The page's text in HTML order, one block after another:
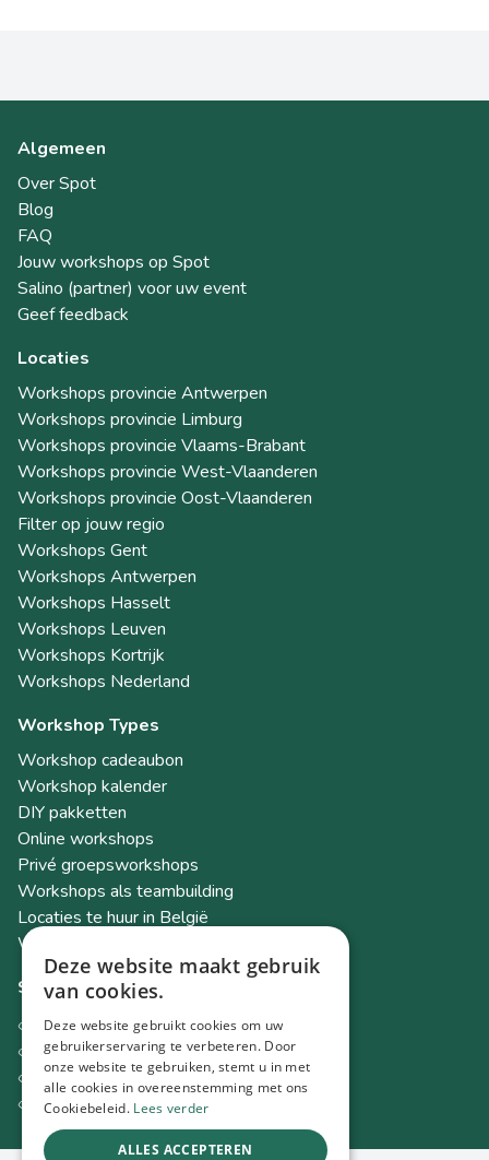
Algemeen
Over Spot
Blog
FAQ
Jouw workshops op Spot
Salino (partner) voor uw event
Geef feedback
Locaties
Workshops provincie Antwerpen
Workshops provincie Limburg
Workshops provincie Vlaams-Brabant
Workshops provincie West-Vlaanderen
Workshops provincie Oost-Vlaanderen
Filter op jouw regio
Workshops Gent
Workshops Antwerpen
Workshops Hasselt
Workshops Leuven
Workshops Kortrijk
Workshops Nederland
Workshop Types
Workshop cadeaubon
Workshop kalender
DIY pakketten
Online workshops
Privé groepsworkshops
Workshops als teambuilding
Locaties te huur in België
Workshop Academy
Socials
Instagram
Facebook
TikTok
LinkedIn
Deze website maakt gebruik
van cookies.
Deze website gebruikt cookies om uw
gebruikerservaring te verbeteren. Door
onze website te gebruiken, stemt u in met
alle cookies in overeenstemming met ons
Cookiebeleid. Lees verder
ALLES ACCEPTEREN